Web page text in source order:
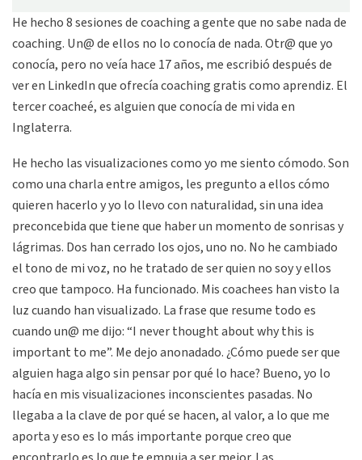
He hecho 8 sesiones de coaching a gente que no sabe nada de
coaching. Un@ de ellos no lo conocía de nada. Otr@ que yo
conocía, pero no veía hace 17 años, me escribió después de
ver en LinkedIn que ofrecía coaching gratis como aprendiz. El
tercer coacheé, es alguien que conocía de mi vida en
Inglaterra.
He hecho las visualizaciones como yo me siento cómodo. Son
como una charla entre amigos, les pregunto a ellos cómo
quieren hacerlo y yo lo llevo con naturalidad, sin una idea
preconcebida que tiene que haber un momento de sonrisas y
lágrimas. Dos han cerrado los ojos, uno no. No he cambiado
el tono de mi voz, no he tratado de ser quien no soy y ellos
creo que tampoco. Ha funcionado. Mis coachees han visto la
luz cuando han visualizado. La frase que resume todo es
cuando un@ me dijo: “I never thought about why this is
important to me”. Me dejo anonadado. ¿Cómo puede ser que
alguien haga algo sin pensar por qué lo hace? Bueno, yo lo
hacía en mis visualizaciones inconscientes pasadas. No
llegaba a la clave de por qué se hacen, al valor, a lo que me
aporta y eso es lo más importante porque creo que